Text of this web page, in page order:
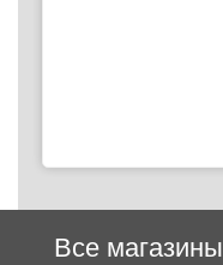
Все магазины